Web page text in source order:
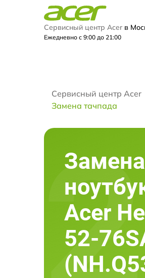
Сервисный центр Acer в
Ежедневно с 9:00 до 21:00
Сервисный центр Acer
Замена тачпада
Acer
52-